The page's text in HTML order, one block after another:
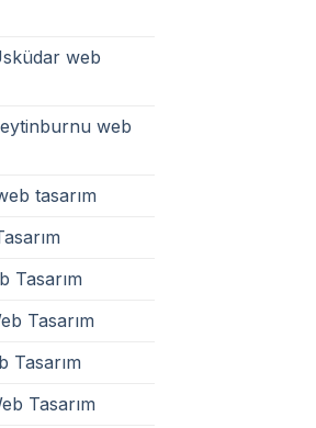
web
web
tasarım
Tasarım
Tasarım
Tasarım
Tasarım